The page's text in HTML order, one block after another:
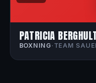
PATRICIA
BOXNING · TEAM